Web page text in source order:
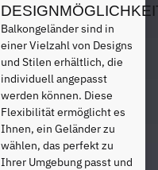
Balkongeländer sind in
einer Vielzahl von Designs
und Stilen erhältlich, die
individuell angepasst
werden können. Diese
Flexibilität ermöglicht es
Ihnen, ein Geländer zu
wählen, das perfekt zu
Ihrer Umgebung passt und